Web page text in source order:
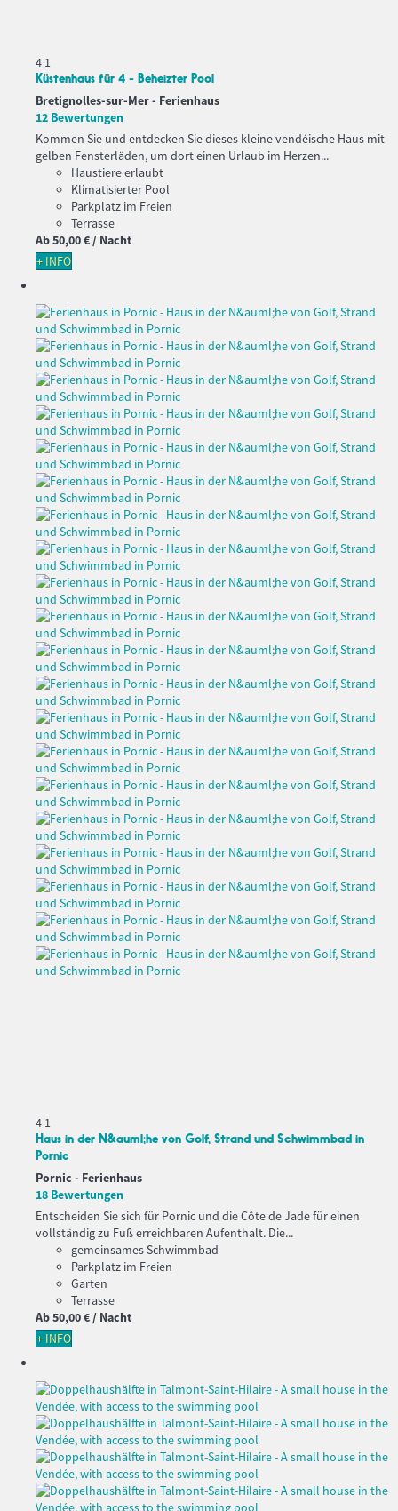
4 1
Küstenhaus für 4 - Beheizter Pool
Bretignolles-sur-Mer - Ferienhaus
12 Bewertungen
Kommen Sie und entdecken Sie dieses kleine vendéische Haus mit
gelben Fensterläden, um dort einen Urlaub im Herzen...
Haustiere erlaubt
Klimatisierter Pool
Parkplatz im Freien
Terrasse
Ab50,00 €/ Nacht
+ INFO
4 1
Haus in der N&auml;he von Golf, Strand und Schwimmbad in
Pornic
Pornic - Ferienhaus
18 Bewertungen
Entscheiden Sie sich für Pornic und die Côte de Jade für einen
vollständig zu Fuß erreichbaren Aufenthalt. Die...
gemeinsames Schwimmbad
Parkplatz im Freien
Garten
Terrasse
Ab50,00 €/ Nacht
+ INFO